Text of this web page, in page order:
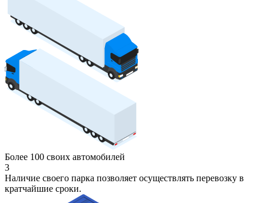
Более 100 своих автомобилей
3
Наличие своего парка позволяет осуществлять перевозку в
кратчайшие сроки.